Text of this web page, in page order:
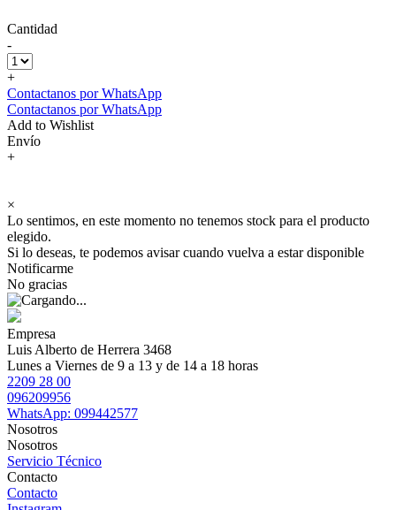
Cantidad
-
+
Contactanos por WhatsApp
Contactanos por WhatsApp
Add to Wishlist
Envío
+
×
Lo sentimos, en este momento no tenemos stock para el producto
elegido.
Si lo deseas, te podemos avisar cuando vuelva a estar disponible
Notificarme
No gracias
Empresa
Luis Alberto de Herrera 3468
Lunes a Viernes de 9 a 13 y de 14 a 18 horas
2209 28 00
096209956
WhatsApp: 099442577
Nosotros
Nosotros
Servicio Técnico
Contacto
Contacto